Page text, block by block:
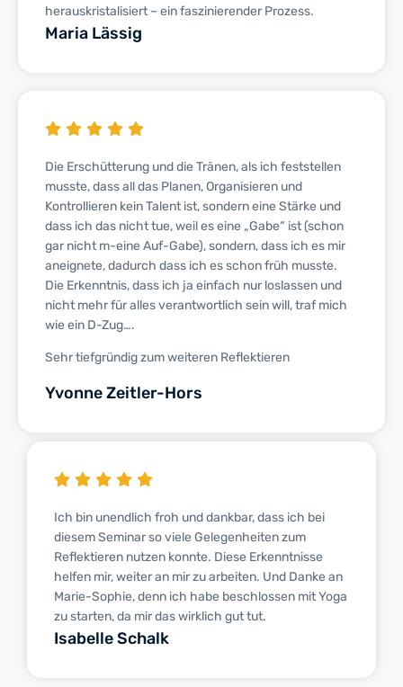
herauskristalisiert – ein faszinierender Prozess.
Maria Lässig
Die Erschütterung und die Tränen, als ich feststellen
musste, dass all das Planen, Organisieren und
Kontrollieren kein Talent ist, sondern eine Stärke und
dass ich das nicht tue, weil es eine „Gabe“ ist (schon
gar nicht m-eine Auf-Gabe), sondern, dass ich es mir
aneignete, dadurch dass ich es schon früh musste.
Die Erkenntnis, dass ich ja einfach nur loslassen und
nicht mehr für alles verantwortlich sein will, traf mich
wie ein D-Zug….
Sehr tiefgründig zum weiteren Reflektieren
Yvonne Zeitler-Hors
Ich bin unendlich froh und dankbar, dass ich bei
diesem Seminar so viele Gelegenheiten zum
Reflektieren nutzen konnte. Diese Erkenntnisse
helfen mir, weiter an mir zu arbeiten. Und Danke an
Marie-Sophie, denn ich habe beschlossen mit Yoga
zu starten, da mir das wirklich gut tut.
Isabelle Schalk